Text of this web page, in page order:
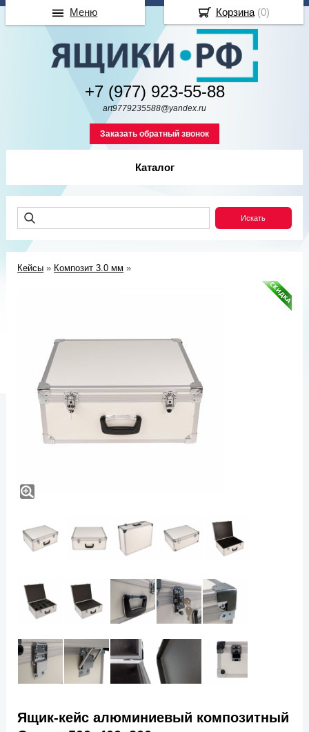
+7 (977) 923-55-88
art9779235588@yandex.ru
Заказать обратный звонок
Каталог
Кейсы » Композит 3.0 мм »
Ящик-кейс алюминиевый композитный
Корзина(0)
Меню